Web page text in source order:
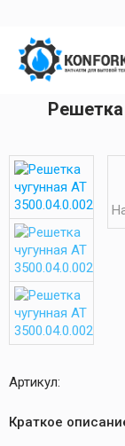
Решетка
Артикул:
Краткое